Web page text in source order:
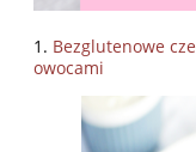
1. Bezglutenowe c
owocami